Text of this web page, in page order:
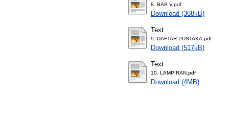
8. BAB V.pdf
Download (368kB)
Text
9. DAFTAR PUSTAKA.pdf
Download (517kB)
Text
10. LAMPIRAN.pdf
Download (4MB)